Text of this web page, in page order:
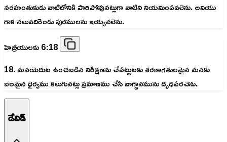
నరహంతుకుడు వాటిలోనికి పారిపోవునట్లుగా వాటిని నియమింపవలెను. అవియు
గాక నలువదిరెండు పురములను ఇయ్యవలెను.
హెబ్రీయులకు 6:18
18. మనయెదుట ఉంచబడిన నిరీక్షణను చేపట్టుటకు శరణాగతులమైన మనకు
బలమైన ధైర్యము కలుగునట్లు ప్రమాణము చేసి వాగ్దానమును దృఢపరచెను.
డేవిడ్